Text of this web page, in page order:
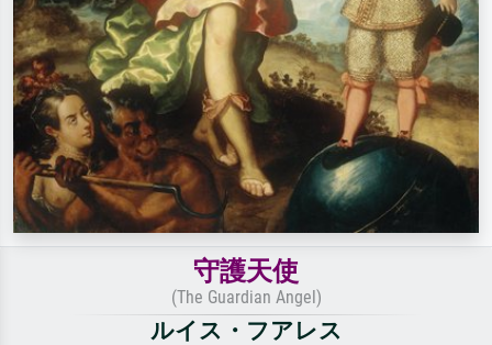
守護天使
(The Guardian Angel)
ルイス・フアレス